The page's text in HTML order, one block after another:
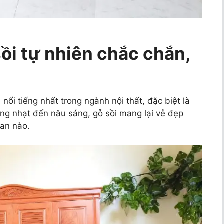
tự nhiên chắc chắn,
tiếng nhất trong ngành nội thất, đặc biệt là
nhạt đến nâu sáng, gỗ sồi mang lại vẻ đẹp
nào.